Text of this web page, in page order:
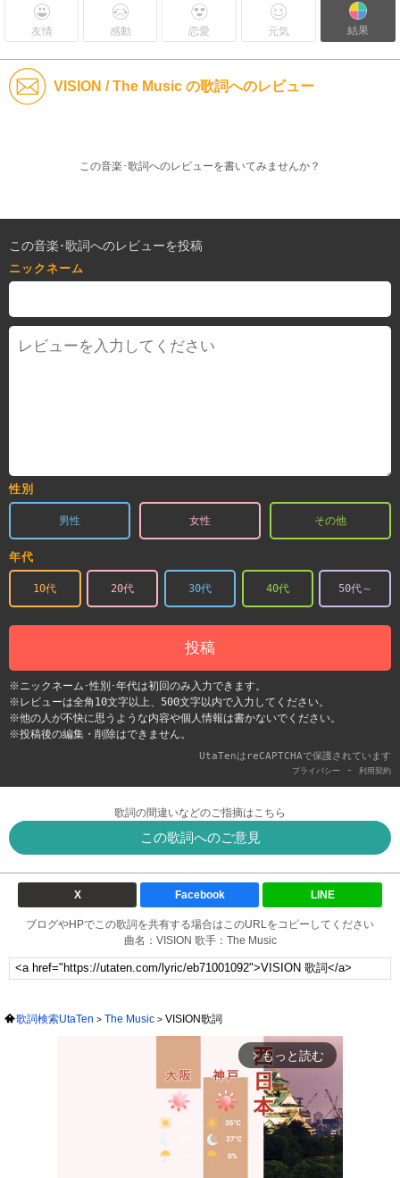
友情 感動 恋愛 元気 結果
VISION / The Music の歌詞へのレビュー
この音楽･歌詞へのレビューを書いてみませんか？
この音楽･歌詞へのレビューを投稿
ニックネーム
性別
男性 女性 その他
年代
10代 20代 30代 40代 50代～
投稿
※ニックネーム･性別･年代は初回のみ入力できます。
※レビューは全角10文字以上、500文字以内で入力してください。
※他の人が不快に思うような内容や個人情報は書かないでください。
※投稿後の編集・削除はできません。
UtaTenはreCAPTCHAで保護されています
プライバシー - 利用契約
歌詞の間違いなどのご指摘はこちら
この歌詞へのご意見
X Facebook LINE
ブログやHPでこの歌詞を共有する場合はこのURLをコピーしてください
曲名：VISION 歌手：The Music
歌詞検索UtaTen The Music VISION歌詞
arrow_forward_ios もっと読む